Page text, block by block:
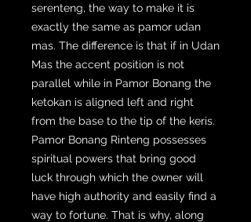
serenteng, the way to make it is
exactly the same as pamor udan
mas. The difference is that if in Udan
Mas the accent position is not
parallel while in Pamor Bonang the
ketokan is aligned left and right
from the base to the tip of the keris.
Pamor Bonang Rinteng possesses
spiritual powers that bring good
luck through which the owner will
have high authority and easily find a
way to fortune. That is why, along